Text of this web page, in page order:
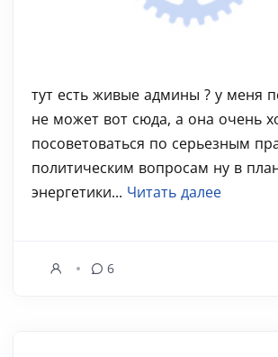
тут есть живые админы ? у меня
не может вот сюда, а она очень
посоветоваться по серьезным
политическим вопросам ну в
энергетики... Читать далее
6